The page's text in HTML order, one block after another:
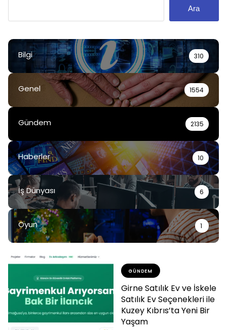
Ara
Bilgi 310
Genel 1554
Gündem 2135
Haberler 10
İş Dünyası 6
Oyun 1
GÜNDEM
Girne Satılık Ev ve İskele
Satılık Ev Seçenekleri ile
Kuzey Kıbrıs’ta Yeni Bir
Yaşam